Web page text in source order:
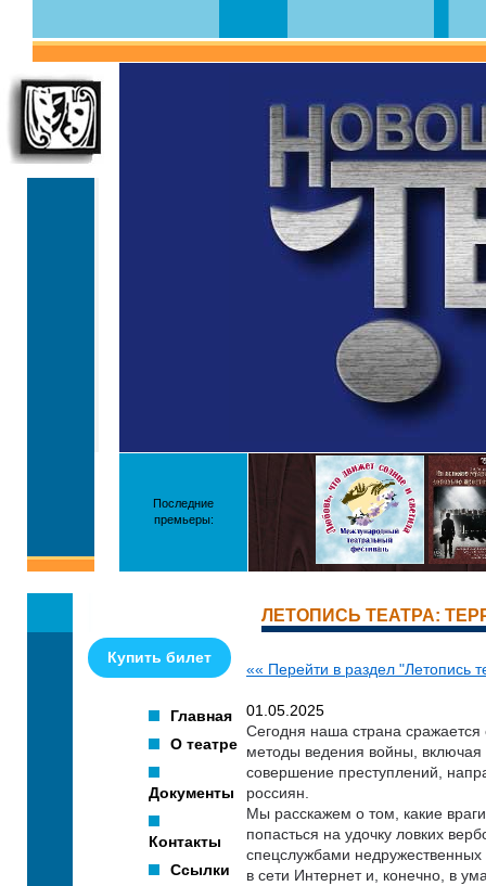
Последние
премьеры:
ЛЕТОПИСЬ ТЕАТРА:
Купить билет
Главная
О театре
Документы
Контакты
Ссылки
«« Перейти в раздел "Летопись
01.05.2025
Сегодня наша страна
методы ведения войны, включая
совершение преступлений,
россиян.
Мы расскажем о том, какие
попасться на удочку ловких
спецслужбами
в сети Интернет и, конечно, в